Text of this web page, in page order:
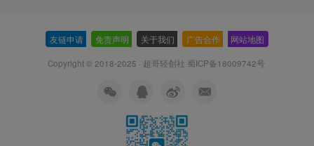
友链申请 免责声明 关于我们 广告合作 网站地图
Copyright © 2018-2025 · 超哥轻创社 蜀ICP备18009742号